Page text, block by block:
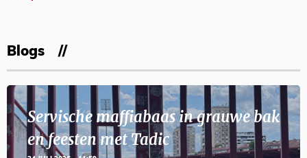
Blogs
Servische maffiabaas in grauwe bak
en feesten met Tadic